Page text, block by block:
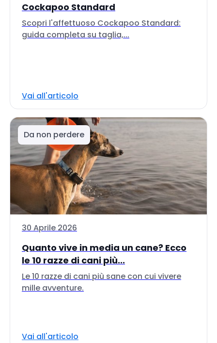
Cockapoo Standard
Scopri l'affettuoso Cockapoo Standard:
guida completa su taglia,...
Vai all'articolo
Da non perdere
30 Aprile 2026
Quanto vive in media un cane? Ecco
le 10 razze di cani più...
Le 10 razze di cani più sane con cui vivere
mille avventure.
Vai all'articolo